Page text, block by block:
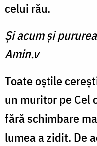
celui rău.
Şi acum şi
Amin.v
Toate oștile
un muritor pe Cel
fără schimbare
lumea a zidit. De